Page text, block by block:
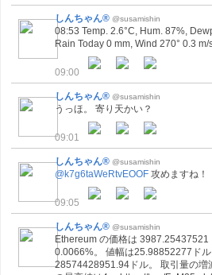
しんちゃん® @susamishin
08:53 Temp. 2.6°C, Hum. 87%,
Rain Today 0 mm, Wind 270° 0.3 m/
09:00
しんちゃん® @susamishin
うっほ。 寄り天かい？
09:01
しんちゃん® @susamishin
@k7g6taWeRtvEOOF 攻めますね！
09:05
しんちゃん® @susamishin
Ethereum の価格は 3987.25437521
0.0066%。 値幅は25.98852277ド
28574428951.94ドル。 取引量の増